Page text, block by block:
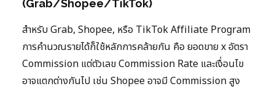
(Grab/Shopee/TikTok)
สำหรับ Grab, Shopee, หรือ TikTok Affiliate Program
การคำนวณรายได้ก็ใช้หลักการคล้ายกัน คือ ยอดขาย x อัตรา
Commission แต่ตัวเลข Commission Rate และเงื่อนไข
อาจแตกต่างกันไป เช่น Shopee อาจมี Commission สูง